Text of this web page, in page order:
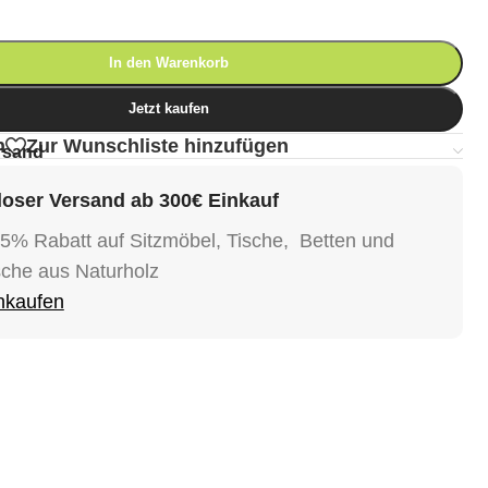
In den Warenkorb
Jetzt kaufen
Zur Wunschliste hinzufügen
Versand ab 300€ Einkauf
Rabatt auf Sitzmöbel, Tische, Betten und
aus Naturholz